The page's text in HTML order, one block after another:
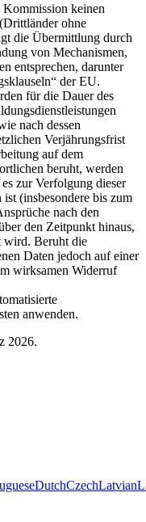
keinen
ohne
die Übermittlung durch
von Mechanismen,
entsprechen, darunter
der EU.
für die Dauer des
nach dessen
Verjährungsfrist
auf dem
beruht, werden
zur Verfolgung dieser
(insbesondere bis zum
nach den
den Zeitpunkt hinaus,
wird. Beruht die
Daten jedoch auf einer
wirksamen Widerruf
anwenden.
2026.
DutchCzechLatvian